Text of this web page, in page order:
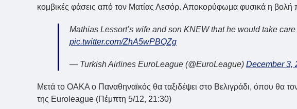
κομβικές φάσεις από τον Ματίας Λεσόρ. Αποκορύφωμα φυσικά η βολή
Mathias Lessort’s wife and son KNEW that he would take
pic.twitter.com/ZhA5wPBQZg
— Turkish Airlines EuroLeague (@EuroLeague) December 3,
Μετά το ΟΑΚΑ ο Παναθηναϊκός θα ταξιδέψει στο Βελιγράδι, όπου θα
της Euroleague (Πέμπτη 5/12, 21:30)